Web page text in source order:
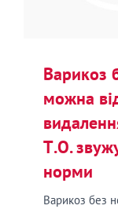
Варикоз
можна
Т.О.
норми
Варикоз без